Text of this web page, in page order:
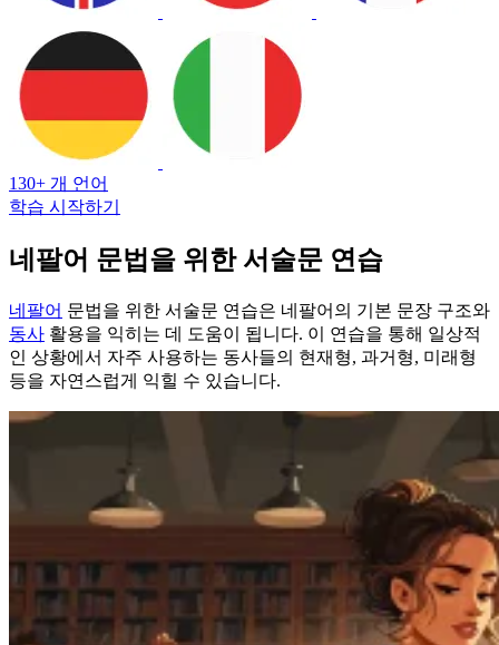
130+ 개 언어
학습 시작하기
네팔어 문법을 위한 서술문 연습
네팔어 문법을 위한 서술문 연습은 네팔어의 기본 문장 구조와
동사 활용을 익히는 데 도움이 됩니다. 이 연습을 통해 일상적
인 상황에서 자주 사용하는 동사들의 현재형, 과거형, 미래형
등을 자연스럽게 익힐 수 있습니다.